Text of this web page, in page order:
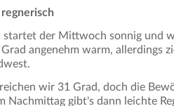
startet der Mittwoch sonnig und
angenehm warm, allerdings
wir 31 Grad, doch die
Nachmittag gibt's dann leichte